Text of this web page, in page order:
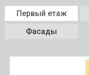
Первый етаж
Фасады